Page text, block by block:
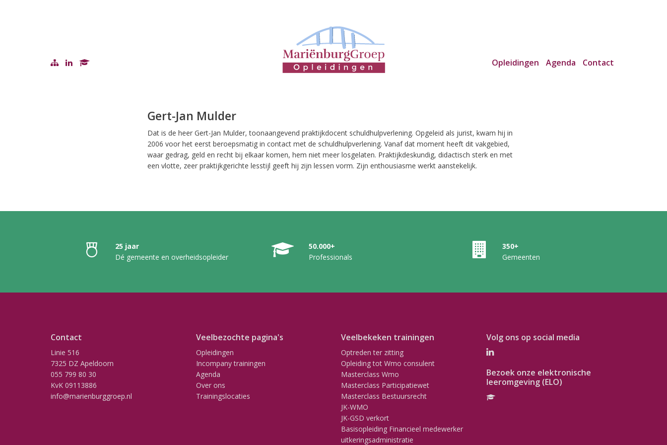
Opleidingen Agenda Contact
Gert-Jan Mulder
Dat is de heer Gert-Jan Mulder, toonaangevend praktijkdocent schuldhulpverlening. Opgeleid als jurist, kwam hij in
2006 voor het eerst beroepsmatig in contact met de schuldhulpverlening. Vanaf dat moment heeft dit vakgebied,
waar gedrag, geld en recht bij elkaar komen, hem niet meer losgelaten. Praktijkdeskundig, didactisch sterk en met
een vlotte, zeer praktijkgerichte lesstijl geeft hij zijn lessen vorm. Zijn enthousiasme werkt aanstekelijk.
25 jaar
Dé gemeente en overheidsopleider
50.000+
Professionals
350+
Gemeenten
Contact
Linie 516
7325 DZ Apeldoorn
055 799 80 30
KvK 09113886
info@marienburggroep.nl
Veelbezochte pagina's
Opleidingen
Incompany trainingen
Agenda
Over ons
Trainingslocaties
Veelbekeken trainingen
Optreden ter zitting
Opleiding tot Wmo consulent
Masterclass Wmo
Masterclass Participatiewet
Masterclass Bestuursrecht
JK-WMO
JK-GSD verkort
Basisopleiding Financieel medewerker
uitkeringsadministratie
Volg ons op social media
Bezoek onze elektronische
leeromgeving (ELO)